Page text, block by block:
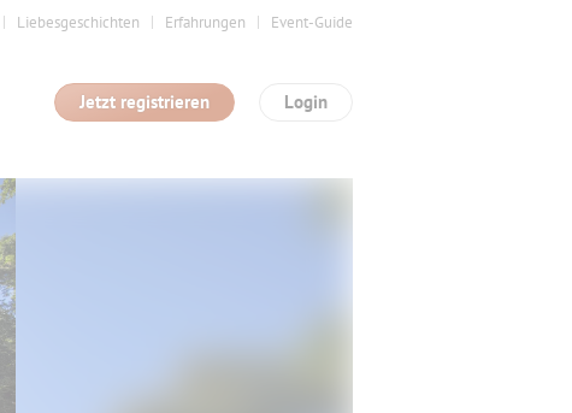
Liebesgeschichten Erfahrungen Event-Guide
Login
Jetzt registrieren